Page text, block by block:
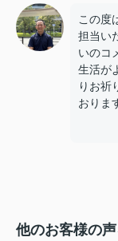
この度
担当い
いのコ
生活が
りお祈
おりま
他のお客様の